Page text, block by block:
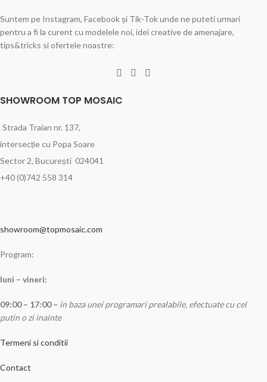
Suntem pe Instagram, Facebook și Tik-Tok unde ne puteti urmari
pentru a fi la curent cu modelele noi, idei creative de amenajare,
tips&tricks si ofertele noastre:
SHOWROOM TOP MOSAIC
Strada Traian nr. 137,
intersecție cu Popa Soare
Sector 2, București 024041
+40 (0)742 558 314
showroom@topmosaic.com
Program:
luni – vineri:
09:00 – 17:00 – in baza unei programari prealabile, efectuate cu cel
putin o zi inainte
Termeni si conditii
Contact